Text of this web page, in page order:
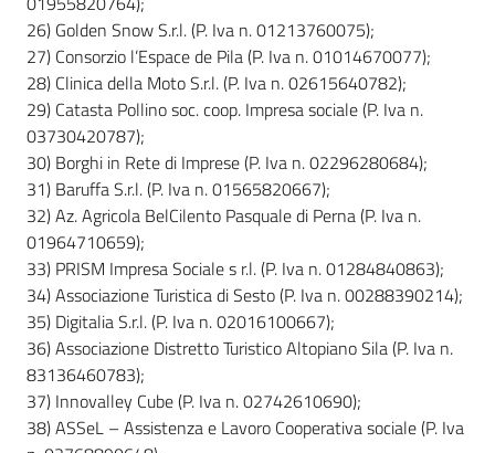
26) Golden Snow S.r.l. (P. Iva n. 01213760075);
27) Consorzio l’Espace de Pila (P. Iva n. 01014670077);
28) Clinica della Moto S.r.l. (P. Iva n. 02615640782);
29) Catasta Pollino soc. coop. Impresa sociale (P. Iva n.
03730420787);
30) Borghi in Rete di Imprese (P. Iva n. 02296280684);
31) Baruffa S.r.l. (P. Iva n. 01565820667);
32) Az. Agricola BelCilento Pasquale di Perna (P. Iva n.
01964710659);
33) PRISM Impresa Sociale s r.l. (P. Iva n. 01284840863);
34) Associazione Turistica di Sesto (P. Iva n. 00288390214);
35) Digitalia S.r.l. (P. Iva n. 02016100667);
36) Associazione Distretto Turistico Altopiano Sila (P. Iva n.
83136460783);
37) Innovalley Cube (P. Iva n. 02742610690);
38) ASSeL – Assistenza e Lavoro Cooperativa sociale (P. Iva